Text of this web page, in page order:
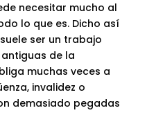
necesitar mucho al
lo que es. Dicho así
ser un trabajo
de la
muchas veces a
invalidez o
demasiado pegadas